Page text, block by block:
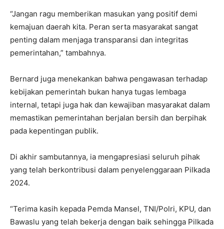
“Jangan ragu memberikan masukan yang positif demi
kemajuan daerah kita. Peran serta masyarakat sangat
penting dalam menjaga transparansi dan integritas
pemerintahan,” tambahnya.
Bernard juga menekankan bahwa pengawasan terhadap
kebijakan pemerintah bukan hanya tugas lembaga
internal, tetapi juga hak dan kewajiban masyarakat dalam
memastikan pemerintahan berjalan bersih dan berpihak
pada kepentingan publik.
Di akhir sambutannya, ia mengapresiasi seluruh pihak
yang telah berkontribusi dalam penyelenggaraan Pilkada
2024.
“Terima kasih kepada Pemda Mansel, TNI/Polri, KPU, dan
Bawaslu yang telah bekerja dengan baik sehingga Pilkada